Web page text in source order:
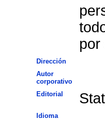
por
Dirección
Autor
corporativo
Editorial
Idioma